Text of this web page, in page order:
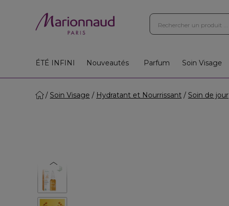
ÉTÉ INFINI Nouveautés Parfum Soin Visage
Soin Visage Hydratant et Nourrissant Soin de jour